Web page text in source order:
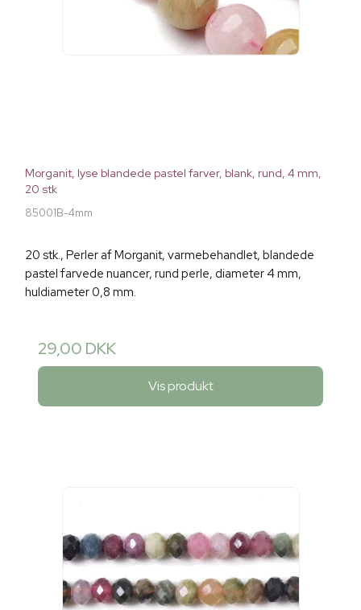
Morganit, lyse blandede pastel farver, blank, rund, 4 mm,
20 stk
85001B-4mm
20 stk., Perler af Morganit, varmebehandlet, blandede
pastel farvede nuancer, rund perle, diameter 4 mm,
huldiameter 0,8 mm.
29,00 DKK
Vis produkt